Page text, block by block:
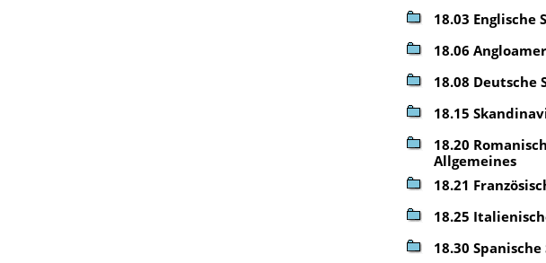
18.03
18.06
18.08
18.15
18.20
Allgemeines
18.21
18.25
18.30